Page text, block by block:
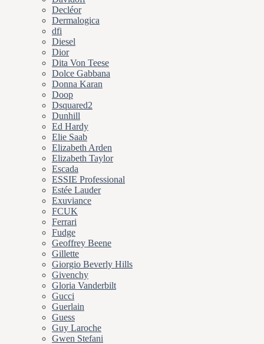
Decléor
Dermalogica
dfi
Diesel
Dior
Dita Von Teese
Dolce Gabbana
Donna Karan
Doop
Dsquared2
Dunhill
Ed Hardy
Elie Saab
Elizabeth Arden
Elizabeth Taylor
Escada
ESSIE Professional
Estée Lauder
Exuviance
FCUK
Ferrari
Fudge
Geoffrey Beene
Gillette
Giorgio Beverly Hills
Givenchy
Gloria Vanderbilt
Gucci
Guerlain
Guess
Guy Laroche
Gwen Stefani